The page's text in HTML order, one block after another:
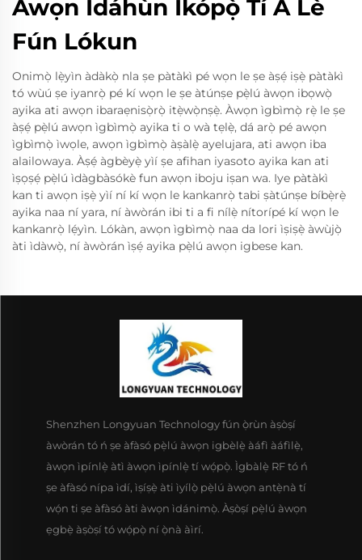
Àwọn Ìdáhùn Ìkópọ̀ Tí A Lè
Fún Lókun
Onimọ̀ lẹ̀yìn àdàkọ̀ nla ṣe pàtàkì pé wọn le ṣe àṣẹ́ iṣẹ̀ pàtàkì
tó wùú ṣe iyanrọ̀ pé kí wọn le ṣe àtúnṣe pẹ̀lú àwọn ibọwọ̀
ayika ati awọn ibaraẹnisọ̀rọ̀ itẹ̀wọ̀nṣẹ̀. Àwọn ìgbìmọ̀ rẹ̀ le ṣe
àṣẹ́ pẹ̀lú awọn ìgbìmọ̀ ayika ti o wà tẹlẹ̀, dá arọ̀ pé awọn
ìgbìmọ̀ ìwọle, awọn ìgbìmọ̀ àṣàlẹ̀ ayelujara, ati awọn iba
alailowaya. Àṣẹ́ àgbèyẹ̀ yìí ṣe afihan iyasoto ayika kan ati
ìṣọṣẹ́ pẹ̀lú ìdàgbàsókè fun awọn iboju iṣan wa. Iye pàtàkì
kan ti awọn iṣẹ̀ yìí ní kí wọn le kankanrọ̀ tabi ṣàtúnṣe bíbẹ̀rẹ̀
ayika naa ní yara, ní àwòrán ibi ti a fi nílẹ̀ nítorípé kí wọn le
kankanrọ̀ lẹ́yìn. Lókàn, awọn ìgbìmọ̀ naa da lori ìṣiṣẹ̀ àwùjọ̀
àti ìdàwọ̀, ní àwòrán ìṣẹ́ ayika pẹ̀lú awọn igbese kan.
Shenzhen Longyuan Technology fún ọ̀rùn àṣòṣí
àwòrán tó ń ṣe àfàsó pẹ̀lú àwọn igbèlẹ̀ àáfì àáfìlẹ̀,
àwọn ìpínlẹ̀ àtì àwọn ìpínlẹ̀ tí wọ́pọ̀. Ìgbàlẹ̀ RF tó ń
ṣe àfàsó nípa ìdí, ìṣíṣẹ̀ àti ìyílọ̀ pẹ̀lú àwọn antẹ̀nà tí
wọ́n ti ṣe àfàsó àti àwọn ìdánimọ̀. Àṣòṣí pẹ̀lú àwọn
ẹgbẹ̀ àṣòṣí tó wọ́pọ̀ ní ọ̀nà àìrí.